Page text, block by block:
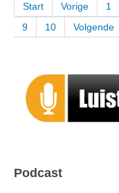
Start Vorige 1
9
10 Volgende
Podcast